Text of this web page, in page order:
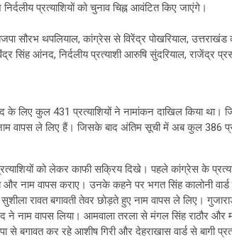
प्रत्याशियों को चुनाव चिह्न आवंटित किए जाएंगे।
सौरभ थपलियाल, कांग्रेस से विरेंद्र पोखरियाल,
सिंह आंनद, निर्दलीय प्रत्याशी आरुषि सुंदरियाल, राजेंद्र
के लिए कुल 431 प्रत्याशियों ने नामांकन दाखिल किया
वापस ले लिए हैं। जिसके बाद अंतिम सूची में अब कुल 386
को लेकर काफी सक्रिय दिखे। पहले कांग्रेस के
नाम वापस कराए। उनके कहने पर भगत सिंह कालोनी वार्ड से
रावत बगावती तेवर छोड़ते हुए नाम वापस ले लिए।
ने नाम वापस लिया। आमवाला तरला से मंगल सिंह राठौर और
से बगावत कर रहे आशीष गिरी और देहराखास वार्ड से बागी